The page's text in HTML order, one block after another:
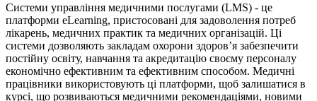
Системи управління медичними послугами (LMS) - це
платформи eLearning, пристосовані для задоволення потреб
лікарень, медичних практик та медичних організацій. Ці
системи дозволяють закладам охорони здоров’я забезпечити
постійну освіту, навчання та акредитацію своєму персоналу
економічно ефективним та ефективним способом. Медичні
працівники використовують ці платформи, щоб залишатися в
курсі, що розвиваються медичними рекомендаціями, новими